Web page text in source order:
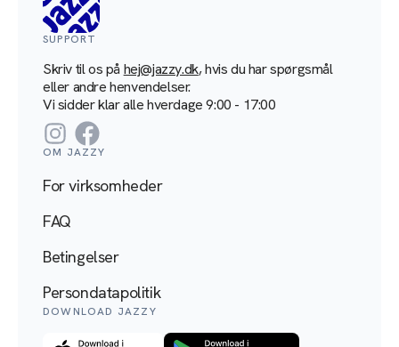
SUPPORT
Skriv til os på hej@jazzy.dk, hvis du har spørgsmål
eller andre henvendelser.
Vi sidder klar alle hverdage 9:00 - 17:00
InstagramFacebook
OM JAZZY
For virksomheder
FAQ
Betingelser
Persondatapolitik
DOWNLOAD JAZZY